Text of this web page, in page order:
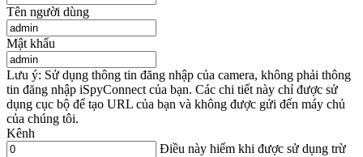
Tên người dùng
Mật khẩu
Lưu ý: Sử dụng thông tin đăng nhập của camera, không phải thông
tin đăng nhập iSpyConnect của bạn. Các chi tiết này chỉ được sử
dụng cục bộ để tạo URL của bạn và không được gửi đến máy chủ
của chúng tôi.
Kênh
Điều này hiếm khi được sử dụng trừ